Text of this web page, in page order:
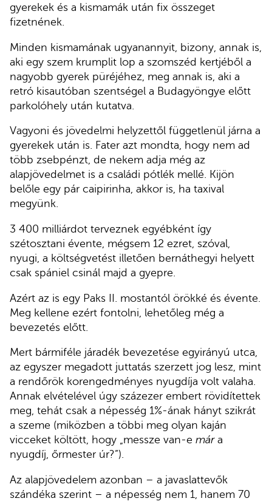
gyerekek és a kismamák után fix összeget
fizetnének.
Minden kismamának ugyanannyit, bizony, annak is,
aki egy szem krumplit lop a szomszéd kertjéből a
nagyobb gyerek püréjéhez, meg annak is, aki a
retró kisautóban szentségel a Budagyöngye előtt
parkolóhely után kutatva.
Vagyoni és jövedelmi helyzettől függetlenül járna a
gyerekek után is. Fater azt mondta, hogy nem ad
több zsebpénzt, de nekem adja még az
alapjövedelmet is a családi pótlék mellé. Kijön
belőle egy pár caipirinha, akkor is, ha taxival
megyünk.
3 400 milliárdot terveznek egyébként így
szétosztani évente, mégsem 12 ezret, szóval,
nyugi, a költségvetést illetően bernáthegyi helyett
csak spániel csinál majd a gyepre.
Azért az is egy Paks II. mostantól örökké és évente.
Meg kellene ezért fontolni, lehetőleg még a
bevezetés előtt.
Mert bármiféle járadék bevezetése egyirányú utca,
az egyszer megadott juttatás szerzett jog lesz, mint
a rendőrök korengedményes nyugdíja volt valaha.
Annak elvételével úgy százezer embert rövidítettek
meg, tehát csak a népesség 1%-ának hányt szikrát
a szeme (miközben a többi meg olyan kaján
vicceket költött, hogy „messze van-e mára
nyugdíj, őrmester úr?”).
Az alapjövedelem azonban – a javaslattevők
szándéka szerint – a népesség nem 1, hanem 70